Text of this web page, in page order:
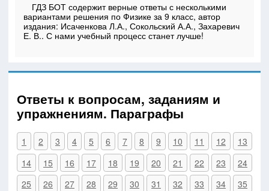
ГДЗ БОТ содержит верные ответы с несколькими
вариантами решения по Физике за 9 класс, автор
издания: Исаченкова Л.А., Сокольский А.А., Захаревич
Е. В.. С нами учебный процесс станет лучше!
Ответы к вопросам, заданиям и
упражнениям. Параграфы
1 2 3 4 5 6 7 8 9 10 11 12
13
14
15 16 17 18 19 20 21 22 23
24
25
26 27 28 29 30 31 32 33 34
35